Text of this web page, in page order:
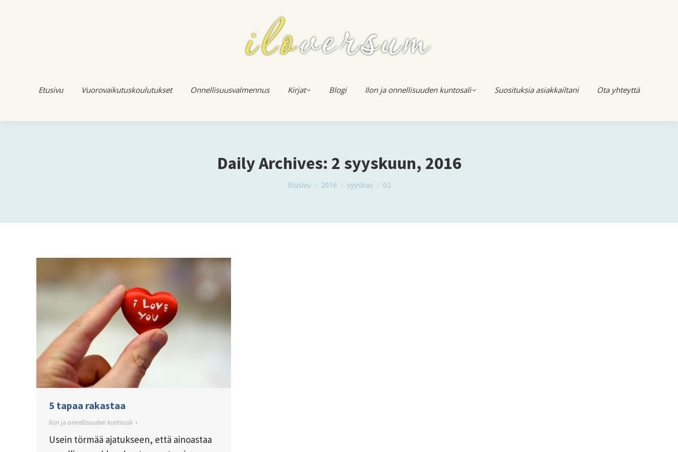
Etusivu Vuorovaikutuskoulutukset Onnellisuusvalmennus Kirjat Blogi Ilon ja onnellisuuden kuntosali Suosituksia asiakkailtani Ota yhteyttä
Daily Archives: 2 syyskuun, 2016
You are here:
Etusivu 2016 syyskuu 02
5 tapaa rakastaa
Ilon ja onnellisuuden kuntosali
Usein törmää ajatukseen, että ainoastaa